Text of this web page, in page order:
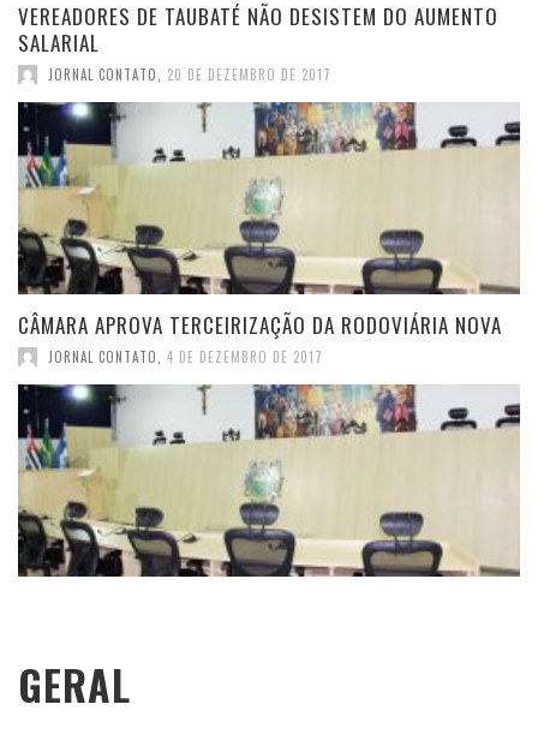
VEREADORES DE TAUBATÉ NÃO DESISTEM DO AUMENTO
SALARIAL
JORNAL CONTATO 20 DE DEZEMBRO DE 2017
CÂMARA APROVA TERCEIRIZAÇÃO DA RODOVIÁRIA NOVA
JORNAL CONTATO 4 DE DEZEMBRO DE 2017
GERAL